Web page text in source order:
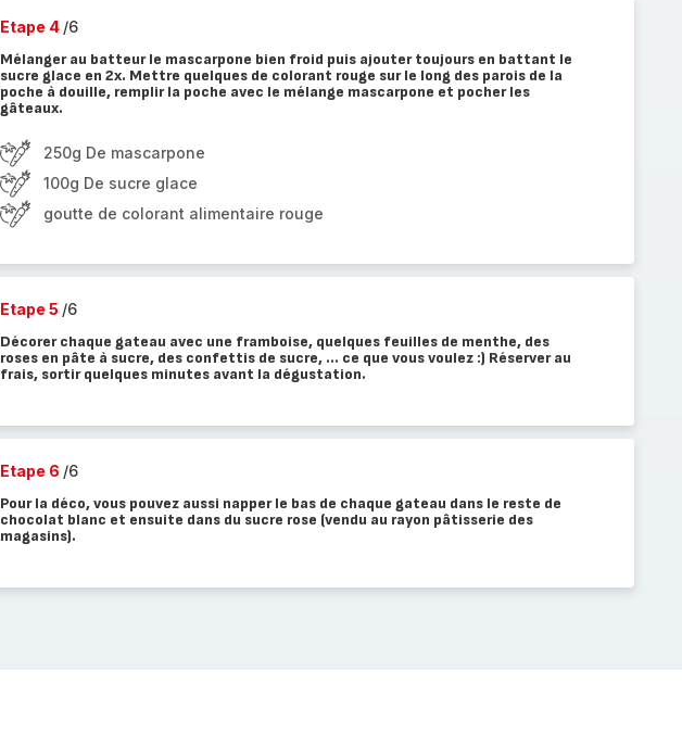
Etape 4 /6
Mélanger au batteur le mascarpone bien froid puis ajouter toujours en battant le
sucre glace en 2x. Mettre quelques de colorant rouge sur le long des parois de la
poche à douille, remplir la poche avec le mélange mascarpone et pocher les
gâteaux.
250g De mascarpone
100g De sucre glace
goutte de colorant alimentaire rouge
Etape 5 /6
Décorer chaque gateau avec une framboise, quelques feuilles de menthe, des
roses en pâte à sucre, des confettis de sucre, ... ce que vous voulez :) Réserver au
frais, sortir quelques minutes avant la dégustation.
Etape 6 /6
Pour la déco, vous pouvez aussi napper le bas de chaque gateau dans le reste de
chocolat blanc et ensuite dans du sucre rose (vendu au rayon pâtisserie des
magasins).